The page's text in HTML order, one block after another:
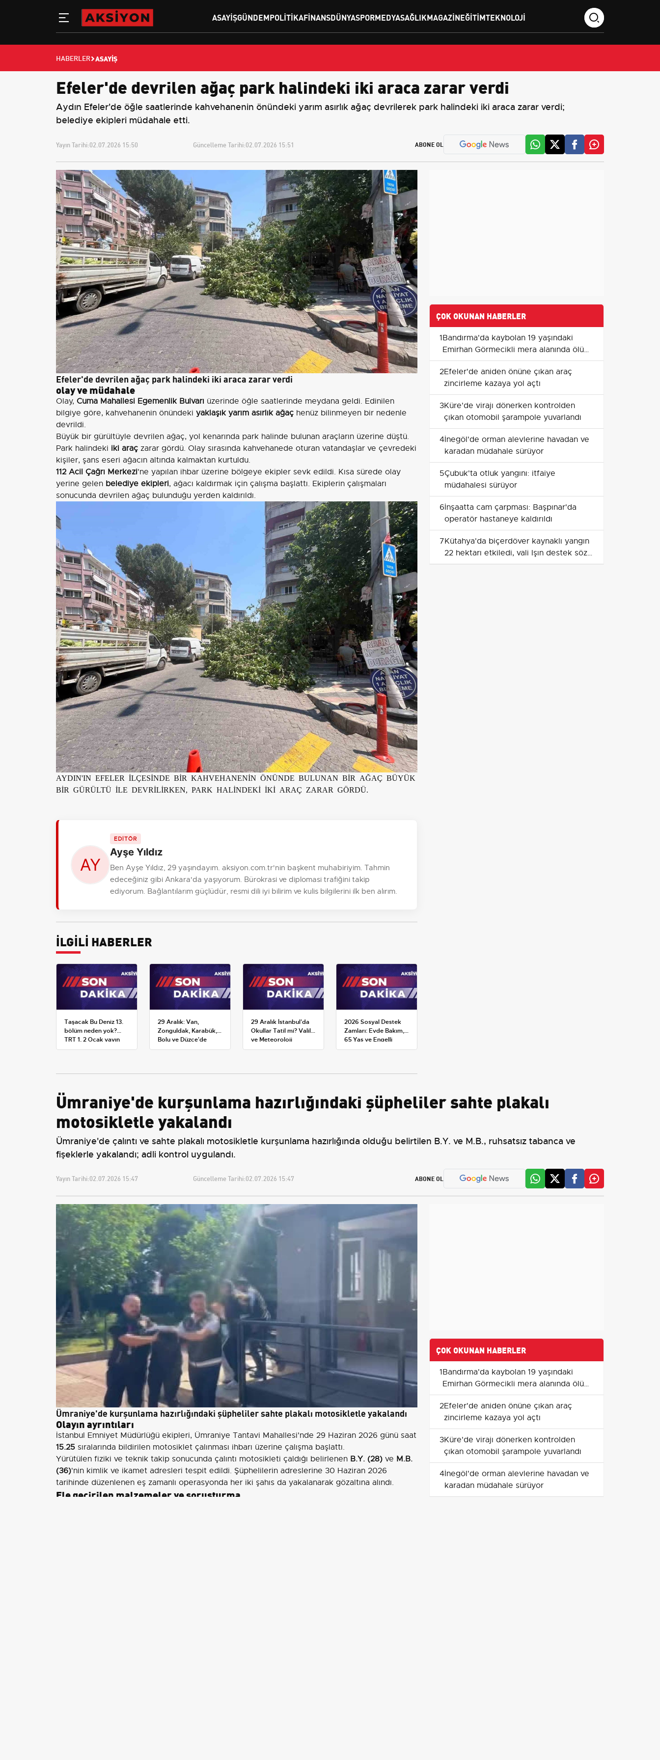
ASAYIŞGÜNDEMPOLITIKAFINANSDÜNYASPORMEDYASAĞLIKMAGAZINEĞITIMTEKNOLOJI
HABERLER ASAYIŞ
Efeler'de devrilen ağaç park halindeki iki araca zarar verdi
Aydın Efeler'de öğle saatlerinde kahvehanenin önündeki yarım asırlık ağaç devrilerek park halindeki iki araca zarar verdi;
belediye ekipleri müdahale etti.
Yayın Tarihi:02.07.2026 15:50 Güncelleme Tarihi:02.07.2026 15:51 ABONE OL
Efeler'de devrilen ağaç park halindeki iki araca zarar verdi
olay ve müdahale
Olay, Cuma Mahallesi Egemenlik Bulvarı üzerinde öğle saatlerinde meydana geldi. Edinilen
bilgiye göre, kahvehanenin önündeki yaklaşık yarım asırlık ağaç henüz bilinmeyen bir nedenle
devrildi.
Büyük bir gürültüyle devrilen ağaç, yol kenarında park halinde bulunan araçların üzerine düştü.
Park halindeki iki araç zarar gördü. Olay sırasında kahvehanede oturan vatandaşlar ve çevredeki
kişiler, şans eseri ağacın altında kalmaktan kurtuldu.
112 Acil Çağrı Merkezi'ne yapılan ihbar üzerine bölgeye ekipler sevk edildi. Kısa sürede olay
yerine gelen belediye ekipleri, ağacı kaldırmak için çalışma başlattı. Ekiplerin çalışmaları
sonucunda devrilen ağaç bulunduğu yerden kaldırıldı.
AYDIN'IN EFELER İLÇESİNDE BİR KAHVEHANENİN ÖNÜNDE BULUNAN BİR AĞAÇ BÜYÜK
BİR GÜRÜLTÜ İLE DEVRİLİRKEN, PARK HALİNDEKİ İKİ ARAÇ ZARAR GÖRDÜ.
EDİTÖR
Ayşe Yıldız
Ben Ayşe Yıldız, 29 yaşındayım. aksiyon.com.tr'nin başkent muhabiriyim. Tahmin
edeceğiniz gibi Ankara'da yaşıyorum. Bürokrasi ve diplomasi trafiğini takip
ediyorum. Bağlantılarım güçlüdür, resmi dili iyi bilirim ve kulis bilgilerini ilk ben alırım.
İLGİLİ HABERLER
Taşacak Bu Deniz 13.
bölüm neden yok?
TRT 1, 2 Ocak yayın
planını değiştirdi
29 Aralık: Van,
Zonguldak, Karabük,
Bolu ve Düzce'de
okullar tatil —
29 Aralık İstanbul'da
Okullar Tatil mi? Valilik
ve Meteoroloji
Açıklamaları
2026 Sosyal Destek
Zamları: Evde Bakım,
65 Yaş ve Engelli
Maaşlarında Yeni
ÇOK OKUNAN HABERLER
1Bandırma'da kaybolan 19 yaşındaki
Emirhan Görmecikli mera alanında ölü
bulundu
2Efeler'de aniden önüne çıkan araç
zincirleme kazaya yol açtı
3Küre'de virajı dönerken kontrolden
çıkan otomobil şarampole yuvarlandı
4İnegöl'de orman alevlerine havadan ve
karadan müdahale sürüyor
5Çubuk'ta otluk yangını: itfaiye
müdahalesi sürüyor
6İnşaatta cam çarpması: Başpınar'da
operatör hastaneye kaldırıldı
7Kütahya'da biçerdöver kaynaklı yangın
22 hektarı etkiledi, vali Işın destek sözü
verdi
Ümraniye'de kurşunlama hazırlığındaki şüpheliler sahte plakalı
motosikletle yakalandı
Ümraniye'de çalıntı ve sahte plakalı motosikletle kurşunlama hazırlığında olduğu belirtilen B.Y. ve M.B., ruhsatsız tabanca ve
fişeklerle yakalandı; adli kontrol uygulandı.
Yayın Tarihi:02.07.2026 15:47 Güncelleme Tarihi:02.07.2026 15:47 ABONE OL
Ümraniye'de kurşunlama hazırlığındaki şüpheliler sahte plakalı motosikletle yakalandı
Olayın ayrıntıları
İstanbul Emniyet Müdürlüğü ekipleri, Ümraniye Tantavi Mahallesi'nde 29 Haziran 2026 günü saat
15.25 sıralarında bildirilen motosiklet çalınması ihbarı üzerine çalışma başlattı.
Yürütülen fiziki ve teknik takip sonucunda çalıntı motosikleti çaldığı belirlenen B.Y. (28) ve M.B.
(36)'nin kimlik ve ikamet adresleri tespit edildi. Şüphelilerin adreslerine 30 Haziran 2026
tarihinde düzenlenen eş zamanlı operasyonda her iki şahıs da yakalanarak gözaltına alındı.
Ele geçirilen malzemeler ve soruşturma
ÇOK OKUNAN HABERLER
1Bandırma'da kaybolan 19 yaşındaki
Emirhan Görmecikli mera alanında ölü
bulundu
2Efeler'de aniden önüne çıkan araç
zincirleme kazaya yol açtı
3Küre'de virajı dönerken kontrolden
çıkan otomobil şarampole yuvarlandı
4İnegöl'de orman alevlerine havadan ve
karadan müdahale sürüyor